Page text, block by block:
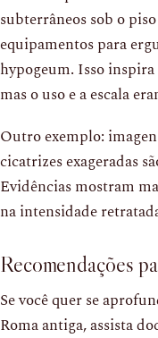
subterrâneos sob o
equipamentos para
hypogeum. Isso
mas o uso e a escala
Outro exemplo:
cicatrizes exageradas
Evidências mostram
na intensidade
Recomendações
Se você quer se
Roma antiga, assista